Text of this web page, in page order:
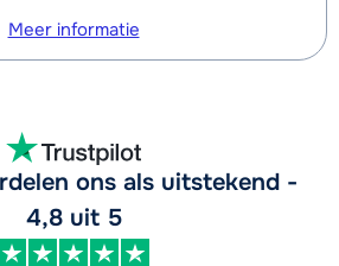
Meer informatie
ons als uitstekend -
4,8 uit 5